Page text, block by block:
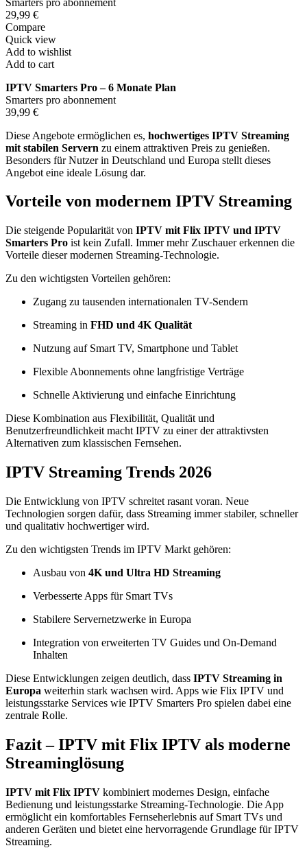
29,99 €
Compare
Quick view
Add to wishlist
Add to cart
IPTV Smarters Pro – 6 Monate Plan
Smarters pro abonnement
39,99 €
Diese Angebote ermöglichen es, hochwertiges IPTV Streaming
mit stabilen Servern zu einem attraktiven Preis zu genießen.
Besonders für Nutzer in Deutschland und Europa stellt dieses
Angebot eine ideale Lösung dar.
Vorteile von modernem IPTV Streaming
Die steigende Popularität von IPTV mit Flix IPTV und IPTV
Smarters Pro ist kein Zufall. Immer mehr Zuschauer erkennen die
Vorteile dieser modernen Streaming-Technologie.
Zu den wichtigsten Vorteilen gehören:
Zugang zu tausenden internationalen TV-Sendern
Streaming in FHD und 4K Qualität
Nutzung auf Smart TV, Smartphone und Tablet
Flexible Abonnements ohne langfristige Verträge
Schnelle Aktivierung und einfache Einrichtung
Diese Kombination aus Flexibilität, Qualität und
Benutzerfreundlichkeit macht IPTV zu einer der attraktivsten
Alternativen zum klassischen Fernsehen.
IPTV Streaming Trends 2026
Die Entwicklung von IPTV schreitet rasant voran. Neue
Technologien sorgen dafür, dass Streaming immer stabiler, schneller
und qualitativ hochwertiger wird.
Zu den wichtigsten Trends im IPTV Markt gehören:
Ausbau von 4K und Ultra HD Streaming
Verbesserte Apps für Smart TVs
Stabilere Servernetzwerke in Europa
Integration von erweiterten TV Guides und On-Demand
Inhalten
Diese Entwicklungen zeigen deutlich, dass IPTV Streaming in
Europa weiterhin stark wachsen wird. Apps wie Flix IPTV und
leistungsstarke Services wie IPTV Smarters Pro spielen dabei eine
zentrale Rolle.
Fazit – IPTV mit Flix IPTV als moderne
Streaminglösung
IPTV mit Flix IPTV kombiniert modernes Design, einfache
Bedienung und leistungsstarke Streaming-Technologie. Die App
ermöglicht ein komfortables Fernseherlebnis auf Smart TVs und
anderen Geräten und bietet eine hervorragende Grundlage für IPTV
Streaming.